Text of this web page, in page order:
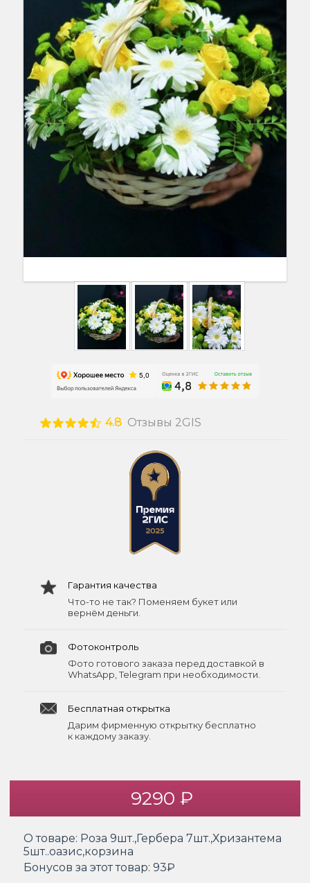
4.8 Отзывы 2GIS
Гарантия качества
Что-то не так? Поменяем букет или
вернём деньги.
Фотоконтроль
Фото готового заказа перед доставкой в
WhatsApp, Telegram при необходимости.
Бесплатная открытка
Дарим фирменную открытку бесплатно
к каждому заказу.
9290 ₽
О товаре: Роза 9шт.,Гербера 7шт.,Хризантема
5шт..оазис,корзина
Бонусов за этот товар: 93₽